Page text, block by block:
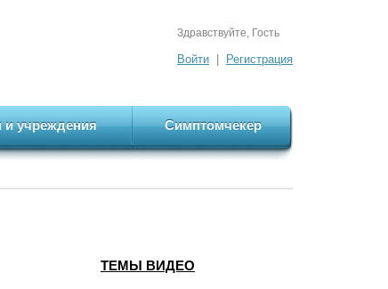
Здравствуйте, Гость
Войти Регистрация
и учреждения Симптомчекер
ТЕМЫ ВИДЕО